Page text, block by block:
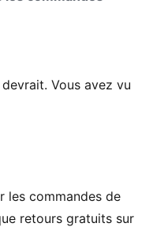
Vous avez vu
vous pouvez
de t-shirts,
inspirés des
conçue pour les
vers l'avenir et
couleurs blanche
les commandes de
retours gratuits sur